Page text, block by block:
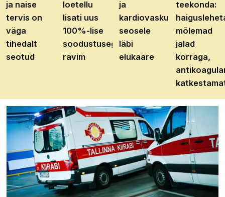
ja naise
tervis on
väga
tihedalt
seotud
loetellu
lisati uus
100%-lise
soodustusega
ravim
ja
kardiovaskulaarhaiguste
seosele
läbi
elukaare
teekonda:
mõlemad
jalad
korraga,